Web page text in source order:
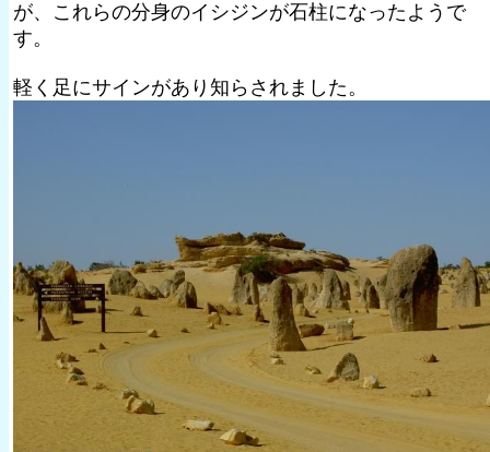
が、これらの分身のイシジンが石柱になったようで
す。
軽く足にサインがあり知らされました。